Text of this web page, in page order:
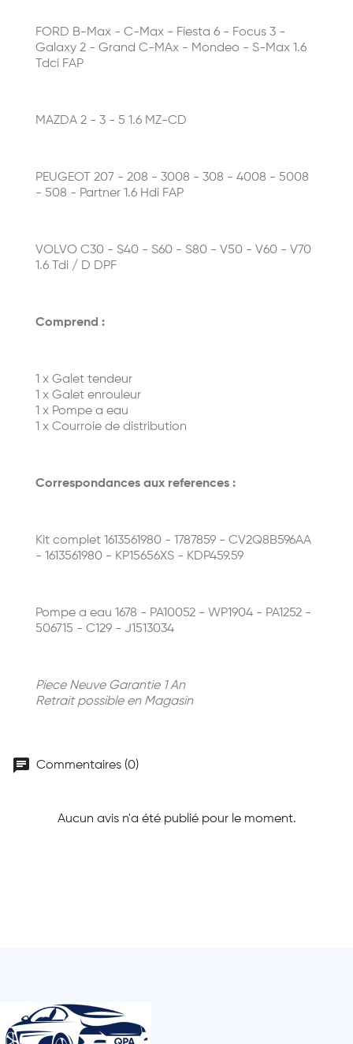
FORD B-Max - C-Max - Fiesta 6 - Focus 3 -
Galaxy 2 - Grand C-MAx - Mondeo - S-Max 1.6
Tdci FAP
MAZDA 2 - 3 - 5 1.6 MZ-CD
PEUGEOT 207 - 208 - 3008 - 308 - 4008 - 5008
- 508 - Partner 1.6 Hdi FAP
VOLVO C30 - S40 - S60 - S80 - V50 - V60 - V70
1.6 Tdi / D DPF
Comprend :
1 x Galet tendeur
1 x Galet enrouleur
1 x Pompe a eau
1 x Courroie de distribution
Correspondances aux references :
Kit complet 1613561980 - 1787859 - CV2Q8B596AA
- 1613561980 - KP15656XS - KDP459.59
Pompe a eau 1678 - PA10052 - WP1904 - PA1252 -
506715 - C129 - J1513034
Piece Neuve Garantie 1 An
Retrait possible en Magasin
chat Commentaires (0)
Aucun avis n'a été publié pour le moment.